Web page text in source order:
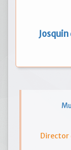
Josquin
Director